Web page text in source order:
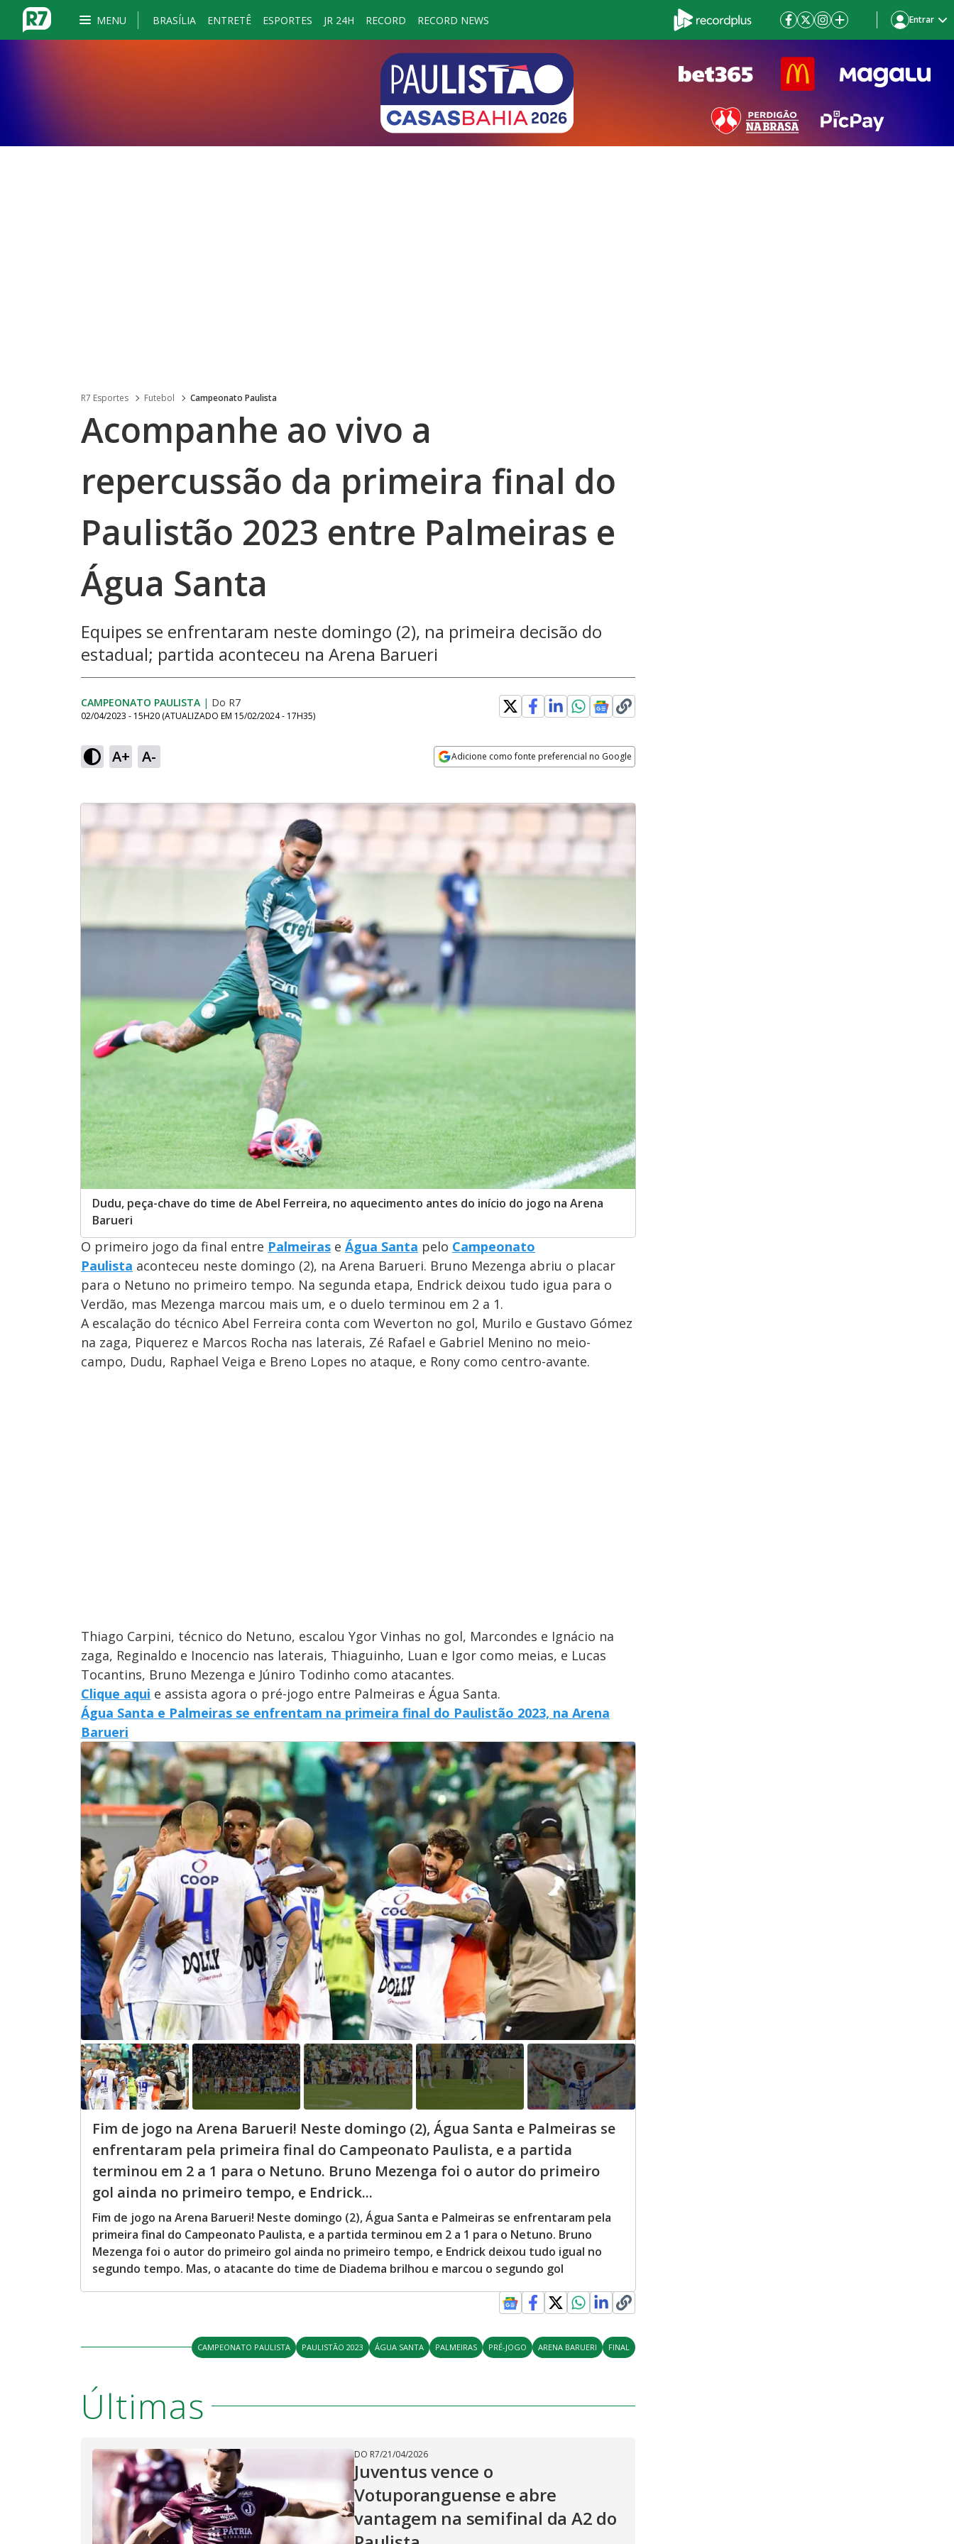
MENU BRASÍLIA ENTRETÊ ESPORTES JR 24H RECORD RECORD NEWS Entrar
R7 Esportes Futebol Campeonato Paulista
Acompanhe ao vivo a
repercussão da primeira final do
Paulistão 2023 entre Palmeiras e
Água Santa
Equipes se enfrentaram neste domingo (2), na primeira decisão do
estadual; partida aconteceu na Arena Barueri
CAMPEONATO PAULISTA | Do R7
02/04/2023 - 15H20 (ATUALIZADO EM 15/02/2024 - 17H35)
A+ A- Adicione como fonte preferencial no Google
Dudu, peça-chave do time de Abel Ferreira, no aquecimento antes do início do jogo na Arena
Barueri
O primeiro jogo da final entre Palmeiras e Água Santa pelo Campeonato
Paulista aconteceu neste domingo (2), na Arena Barueri. Bruno Mezenga abriu o placar
para o Netuno no primeiro tempo. Na segunda etapa, Endrick deixou tudo igua para o
Verdão, mas Mezenga marcou mais um, e o duelo terminou em 2 a 1.
A escalação do técnico Abel Ferreira conta com Weverton no gol, Murilo e Gustavo Gómez
na zaga, Piquerez e Marcos Rocha nas laterais, Zé Rafael e Gabriel Menino no meio-
campo, Dudu, Raphael Veiga e Breno Lopes no ataque, e Rony como centro-avante.
Thiago Carpini, técnico do Netuno, escalou Ygor Vinhas no gol, Marcondes e Ignácio na
zaga, Reginaldo e Inocencio nas laterais, Thiaguinho, Luan e Igor como meias, e Lucas
Tocantins, Bruno Mezenga e Júniro Todinho como atacantes.
Clique aqui e assista agora o pré-jogo entre Palmeiras e Água Santa.
Água Santa e Palmeiras se enfrentam na primeira final do Paulistão 2023, na Arena
Barueri
Fim de jogo na Arena Barueri! Neste domingo (2), Água Santa e Palmeiras se
enfrentaram pela primeira final do Campeonato Paulista, e a partida
terminou em 2 a 1 para o Netuno. Bruno Mezenga foi o autor do primeiro
gol ainda no primeiro tempo, e Endrick...
Fim de jogo na Arena Barueri! Neste domingo (2), Água Santa e Palmeiras se enfrentaram pela
primeira final do Campeonato Paulista, e a partida terminou em 2 a 1 para o Netuno. Bruno
Mezenga foi o autor do primeiro gol ainda no primeiro tempo, e Endrick deixou tudo igual no
segundo tempo. Mas, o atacante do time de Diadema brilhou e marcou o segundo gol
CAMPEONATO PAULISTA PAULISTÃO 2023 ÁGUA SANTA PALMEIRAS PRÉ-JOGO ARENA BARUERI FINAL
Últimas
DO R7/21/04/2026
Juventus vence o
Votuporanguense e abre
vantagem na semifinal da A2 do